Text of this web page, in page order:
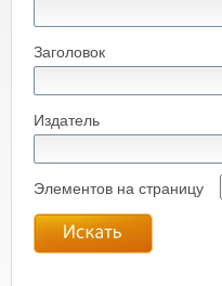
Заголовок
Издатель
Элементов на страницу